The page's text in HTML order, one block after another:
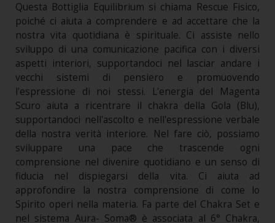
Questa Bottiglia Equilibrium si chiama Rescue Fisico,
poiché ci aiuta a comprendere e ad accettare che la
nostra vita quotidiana è spirituale. Ci assiste nello
sviluppo di una comunicazione pacifica con i diversi
aspetti interiori, supportandoci nel lasciar andare i
vecchi sistemi di pensiero e promuovendo
l'espressione di noi stessi. L'energia del Magenta
Scuro aiuta a ricentrare il chakra della Gola (Blu),
supportandoci nell'ascolto e nell'espressione verbale
della nostra verità interiore. Nel fare ciò, possiamo
sviluppare una pace che trascende ogni
comprensione nel divenire quotidiano e un senso di
fiducia nel dispiegarsi della vita. Ci aiuta ad
approfondire la nostra comprensione di come lo
Spirito operi nella materia. Fa parte del Chakra Set e
nel sistema Aura- Soma® è associata al 6° Chakra,